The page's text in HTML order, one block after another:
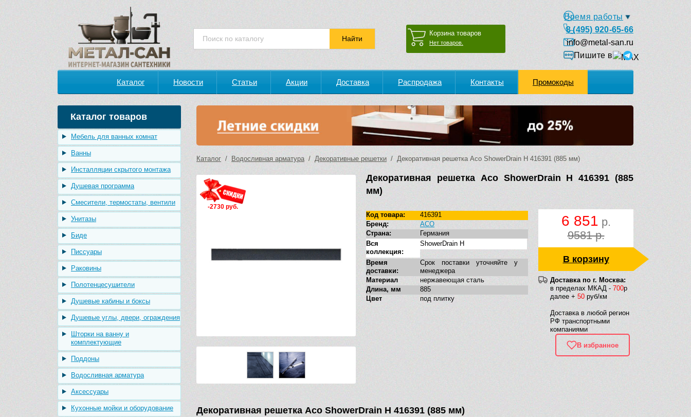
Корзина товаров
Нет товаров.
Время работы
8 (495) 920-65-66
info@metal-san.ru
Пишите в
Каталог Новости Статьи Акции Доставка Распродажа Контакты Промокоды
Каталог товаров
Мебель для ванных комнат
Ванны
Инсталляции скрытого монтажа
Душевая программа
Смесители, термостаты, вентили
Унитазы
Биде
Писсуары
Раковины
Полотенцесушители
Душевые кабины и боксы
Душевые углы, двери, ограждения
Шторки на ванну и
комплектующие
Поддоны
Водосливная арматура
Аксессуары
Кухонные мойки и оборудование
Каталог / Водосливная арматура/ Декоративные решетки / Декоративная решетка Aco ShowerDrain H 416391 (885 мм)
-2730 руб.
Декоративная решетка Aco ShowerDrain H 416391 (885
мм)
6 851 р.
9581 р.
В корзину
Доставка по г. Москва:
в пределах МКАД - 700р
далее + 50 руб/км
Доставка в любой регион
РФ транспортными
компаниями
В избранное
Код товара:
416391
Бренд:
ACO
Страна:
Германия
Вся
коллекция:
ShowerDrain H
Время
доставки:
Срок поставки уточняйте у
менеджера
Материал
нержавеющая сталь
Длина, мм
885
Цвет
под плитку
Декоративная решетка Aco ShowerDrain H 416391 (885 мм)